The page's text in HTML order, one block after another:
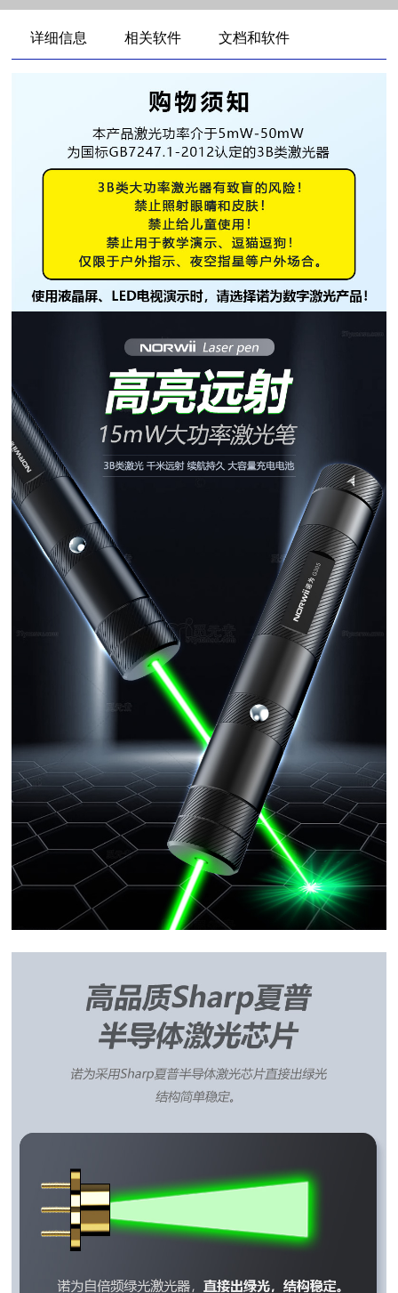
详细信息 相关软件 文档和软件